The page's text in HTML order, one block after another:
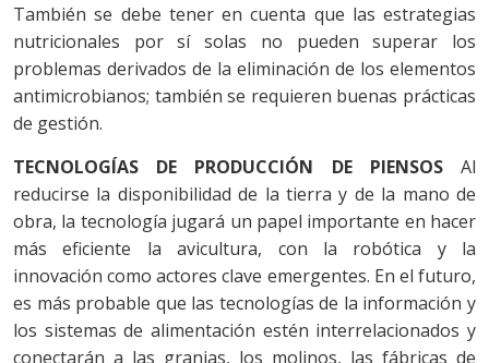
También se debe tener en cuenta que las estrategias
nutricionales por sí solas no pueden superar los
problemas derivados de la eliminación de los elementos
antimicrobianos; también se requieren buenas prácticas
de gestión.
TECNOLOGÍAS DE PRODUCCIÓN DE PIENSOSAl
reducirse la disponibilidad de la tierra y de la mano de
obra, la tecnología jugará un papel importante en hacer
más eficiente la avicultura, con la robótica y la
innovación como actores clave emergentes. En el futuro,
es más probable que las tecnologías de la información y
los sistemas de alimentación estén interrelacionados y
conectarán a las granjas, los molinos, las fábricas de